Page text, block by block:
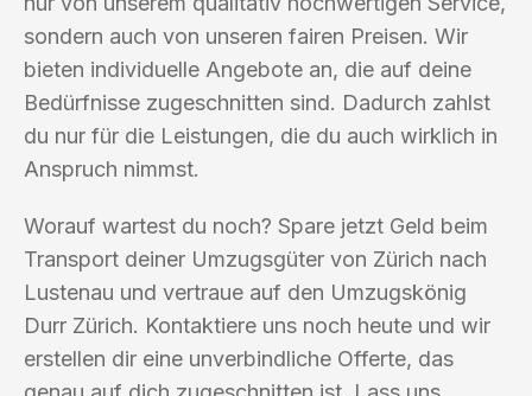
sondern auch von unseren fairen Preisen. Wir
bieten individuelle Angebote an, die auf deine
Bedürfnisse zugeschnitten sind. Dadurch zahlst
du nur für die Leistungen, die du auch wirklich in
Anspruch nimmst.
Worauf wartest du noch? Spare jetzt Geld beim
Transport deiner Umzugsgüter von Zürich nach
Lustenau und vertraue auf den Umzugskönig
Durr Zürich. Kontaktiere uns noch heute und wir
erstellen dir eine unverbindliche Offerte, das